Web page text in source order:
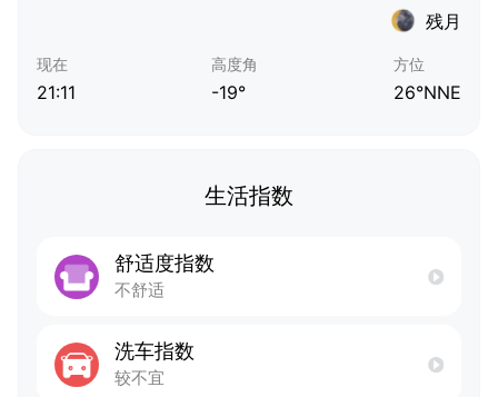
残月
现在
21:11
高度角
-19°
方位
26°NNE
生活指数
舒适度指数
不舒适
洗车指数
较不宜